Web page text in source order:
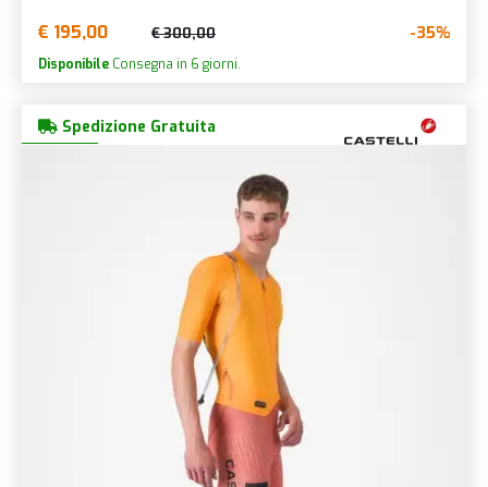
€ 195,00 € 300,00 -35%
Disponibile Consegna in 6 giorni.
Spedizione Gratuita